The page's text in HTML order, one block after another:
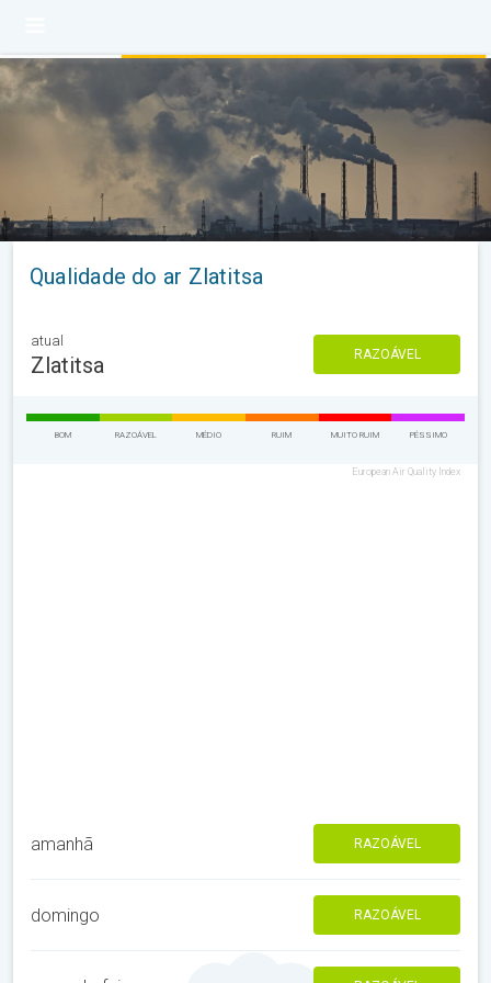
Qualidade do ar Zlatitsa
atual
Zlatitsa RAZOÁVEL
BOM RAZOÁVEL MÉDIO RUIM MUITO RUIM PÉSSIMO
European Air Quality Index
amanhã RAZOÁVEL
domingo RAZOÁVEL